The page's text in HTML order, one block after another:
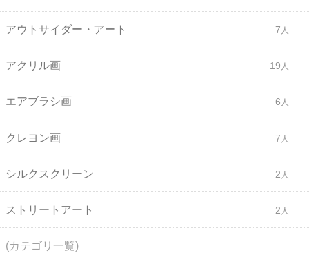
アウトサイダー・アート 7
アクリル画 19
エアブラシ画 6
クレヨン画 7
シルクスクリーン 2
ストリートアート 2
(カテゴリ一覧)